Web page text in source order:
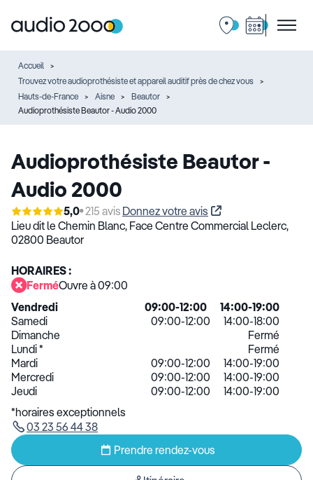
Accueil
Trouvez votre audioprothésiste et appareil auditif près de chez vous
Hauts-de-France
Aisne
Beautor
Audioprothésiste Beautor - Audio 2000
Audioprothésiste Beautor -
Audio 2000
5,0 215 avis Donnez votre avis
Lieu dit le Chemin Blanc, Face Centre Commercial Leclerc,
02800 Beautor
HORAIRES :
FerméOuvre à 09:00
Vendredi
09:00-12:00
14:00-19:00
Samedi
09:00-12:00
14:00-18:00
Dimanche
Fermé
Lundi*
Fermé
Mardi
09:00-12:00
14:00-19:00
Mercredi
09:00-12:00
14:00-19:00
Jeudi
09:00-12:00
14:00-19:00
*horaires exceptionnels
03 23 56 44 38
Prendre rendez-vous